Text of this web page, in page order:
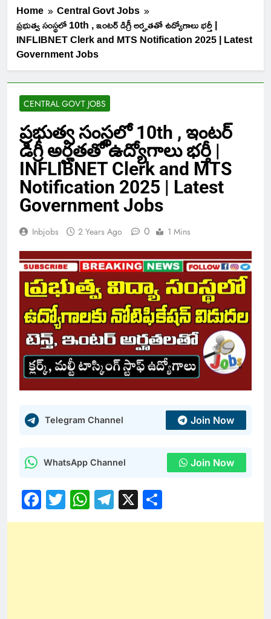
Home
Central Govt Jobs
ప్రభుత్వ సంస్థలో 10th , ఇంటర్ డిగ్రీ అర్హతతో ఉద్యోగాలు భర్తీ |
INFLIBNET Clerk and MTS Notification 2025 | Latest
Government Jobs
CENTRAL GOVT JOBS
ప్రభుత్వ సంస్థలో 10th , ఇంటర్
డిగ్రీ అర్హతతో ఉద్యోగాలు భర్తీ |
INFLIBNET Clerk and MTS
Notification 2025 | Latest
Government Jobs
Inbjobs 2 Years Ago 0 1 Mins
Telegram Channel Join Now
WhatsApp Channel Join Now
Facebook
Twitter
WhatsApp
Telegram
X